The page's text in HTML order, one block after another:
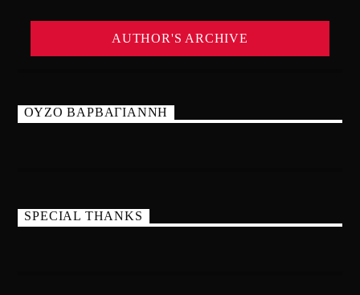
AUTHOR'S ARCHIVE
ΟΥΖΟ ΒΑΡΒΑΓΙΑΝΝΗ
SPECIAL THANKS